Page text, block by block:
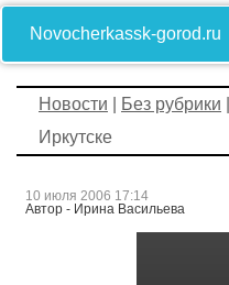
Novocherkassk-gorod.ru
Новости Без рубрики
Иркутске
10 июля 2006 17:14
Автор - Ирина Васильева